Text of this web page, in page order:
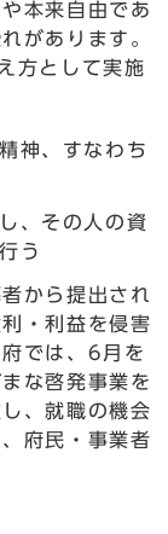
本来自由であ
があります。
方として実施
神、すなわち
、その人の資
う
から提出され
・利益を侵害
では、6月を
な啓発事業を
、就職の機会
府民・事業者